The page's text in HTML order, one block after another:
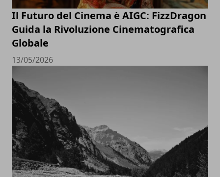
Il Futuro del Cinema è AIGC: FizzDragon
Guida la Rivoluzione Cinematografica
Globale
13/05/2026